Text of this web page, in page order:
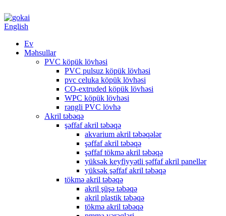
English
Ev
Məhsullar
PVC köpük lövhəsi
PVC pulsuz köpük lövhəsi
pvc celuka köpük lövhəsi
CO-extruded köpük lövhəsi
WPC köpük lövhəsi
rəngli PVC lövhə
Akril təbəqə
şəffaf akril təbəqə
akvarium akril təbəqələr
şəffaf akril təbəqə
şəffaf tökmə akril təbəqə
yüksək keyfiyyətli şəffaf akril panellər
yüksək şəffaf akril təbəqə
tökmə akril təbəqə
akril şüşə təbəqə
akril plastik təbəqə
tökmə akril təbəqə